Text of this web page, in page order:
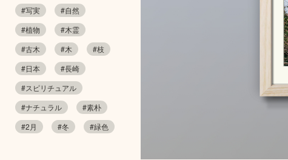
#写実
#自然
#植物
#木霊
#古木
#木
#枝
#日本
#長崎
#スピリチュアル
#ナチュラル
#素朴
#2月
#冬 #緑色